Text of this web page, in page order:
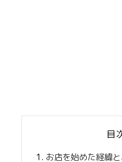
目
お店を始めた経緯